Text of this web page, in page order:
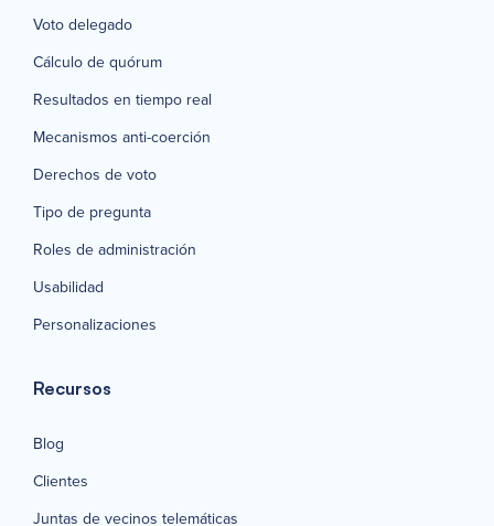
Voto delegado
Cálculo de quórum
Resultados en tiempo real
Mecanismos anti-coerción
Derechos de voto
Tipo de pregunta
Roles de administración
Usabilidad
Personalizaciones
Recursos
Blog
Clientes
Juntas de vecinos telemáticas